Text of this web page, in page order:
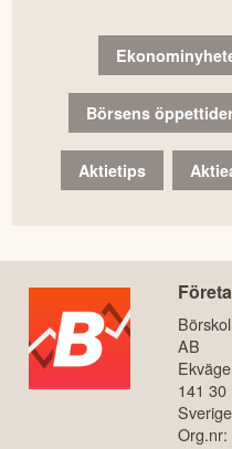
Börsens
Aktietips
AB
141 30
Sverige
Org.nr: